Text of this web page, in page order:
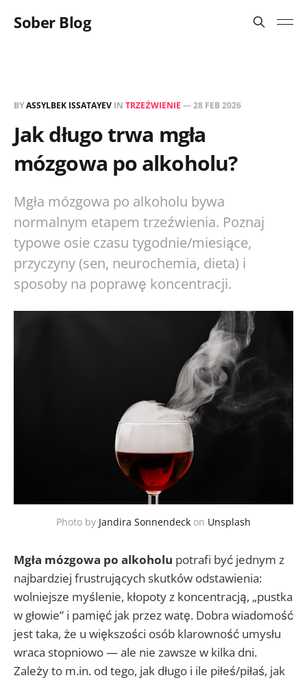
Sober Blog
BYASSYLBEK ISSATAYEV IN TRZEŹWIENIE —28 FEB 2026
Jak długo trwa mgła
mózgowa po alkoholu?
Mgła mózgowa po alkoholu bywa
normalnym etapem trzeźwienia. Poznaj
typowe osie czasu tygodnie/miesiące,
przyczyny (sen, neurochemia, dieta) i
sposoby na poprawę koncentracji.
Photo by Jandira Sonnendeck on Unsplash
Mgła mózgowa po alkoholu potrafi być jednym z
najbardziej frustrujących skutków odstawienia:
wolniejsze myślenie, kłopoty z koncentracją, „pustka
w głowie” i pamięć jak przez watę. Dobra wiadomość
jest taka, że u większości osób klarowność umysłu
wraca stopniowo — ale nie zawsze w kilka dni.
Zależy to m.in. od tego, jak długo i ile piłeś/piłaś, jak